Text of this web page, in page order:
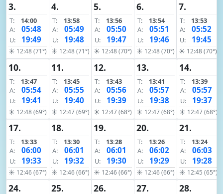
3.
T:
14:00
A:
05:48
U: 19:49
☀ 12:48 (71°)
4.
T:
13:58
A:
05:49
U: 19:48
☀ 12:48 (71°)
5.
T:
13:56
A:
05:50
U: 19:47
☀ 12:48 (70°)
6.
T:
13:54
A:
05:51
U: 19:46
☀ 12:48 (70°)
7.
T:
13:53
A:
05:52
U: 19:45
☀ 12:48 (70°)
10.
T:
13:47
A:
05:54
U: 19:41
☀ 12:48 (69°)
11.
T:
13:45
A:
05:55
U: 19:40
☀ 12:47 (69°)
12.
T:
13:43
A:
05:56
U: 19:39
☀ 12:47 (68°)
13.
T:
13:41
A:
05:57
U: 19:38
☀ 12:47 (68°)
14.
T:
13:39
A:
05:57
U: 19:37
☀ 12:47 (68°)
17.
T:
13:33
A:
06:00
U: 19:33
☀ 12:46 (67°)
18.
T:
13:30
A:
06:01
U: 19:32
☀ 12:46 (66°)
19.
T:
13:28
A:
06:01
U: 19:30
☀ 12:46 (66°)
20.
T:
13:26
A:
06:02
U: 19:29
☀ 12:46 (66°)
21.
T:
13:24
A:
06:03
U: 19:28
☀ 12:45 (65°)
24. 25. 26. 27. 28.